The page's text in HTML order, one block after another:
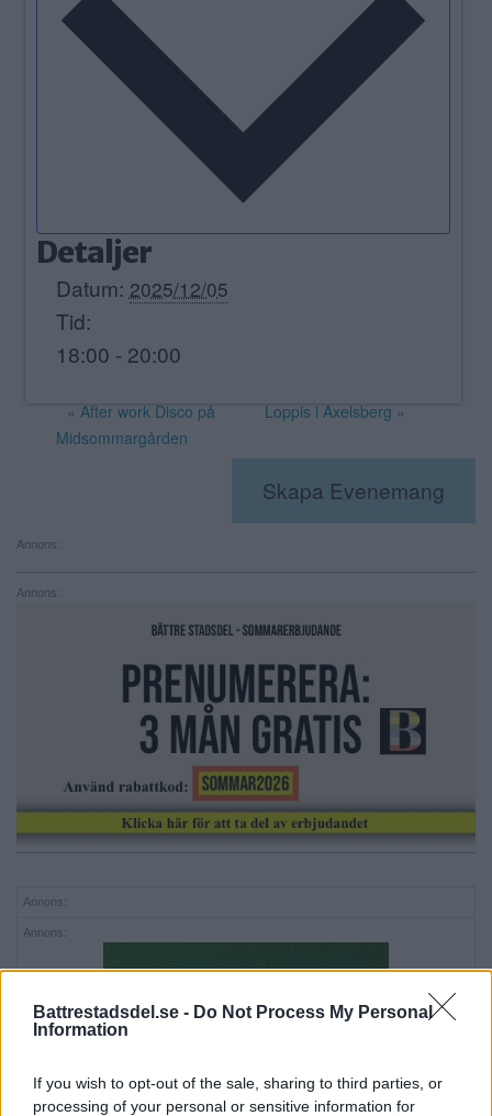
Battrestadsdel.se - Do Not Process My Personal
Information
If you wish to opt-out of the sale, sharing to third parties, or
processing of your personal or sensitive information for
Detaljer
Datum: 2025/12/05
Tid:
18:00 - 20:00
« After work Disco på
Midsommargården
Loppis i Axelsberg »
Skapa Evenemang
Annons:
Annons:
Annons:
Annons: